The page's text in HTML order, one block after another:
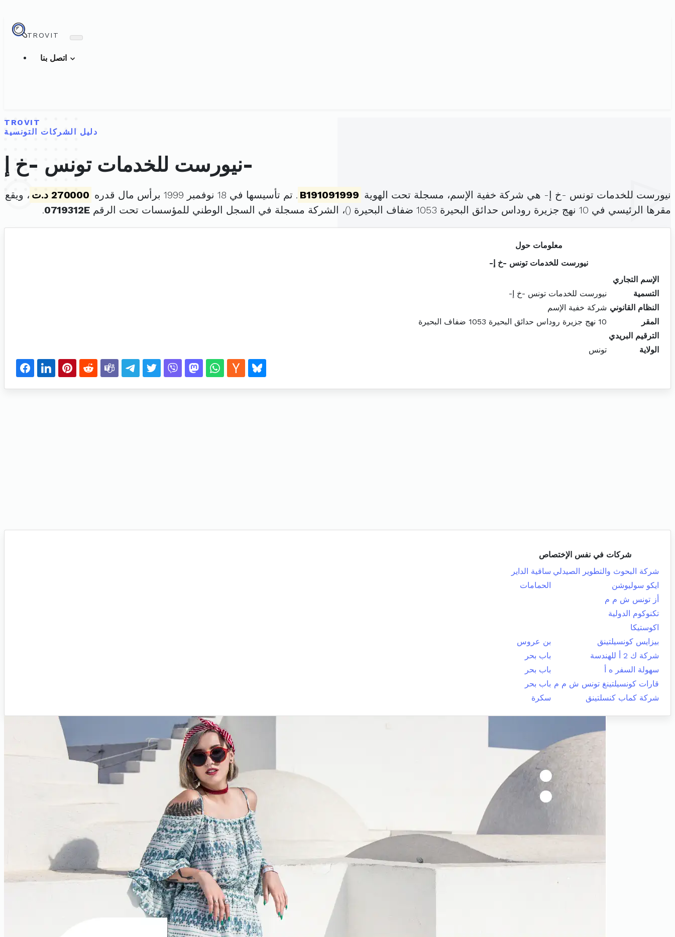
TROVIT
TROVIT
دليل الشركات التونسية
نيورست للخدمات تونس -خ إ-
نيورست للخدمات تونس -خ إ- هي شركة خفية الإسم، مسجلة تحت الهوية B191091999 . تم تأسيسها في 18 نوفمبر 1999 برأس مال قدره 270000 د.ت
، ويقع
مقرها الرئيسي في 10 نهج جزيرة روداس حدائق البحيرة 1053 ضفاف البحيرة (
)، الشركة مسجلة في السجل الوطني للمؤسسات تحت الرقم 0719312E
.
معلومات حول
نيورست للخدمات تونس -خ إ-
الإسم التجاري
التسمية
نيورست للخدمات تونس -خ إ-
النظام القانوني شركة خفية الإسم
المقر
10 نهج جزيرة روداس حدائق البحيرة 1053 ضفاف البحيرة
الترقيم البريدي
الولاية
تونس
شركات في نفس الإختصاص
شركة البحوث والتطوير الصيدلي ساقية الداير
ايكو سوليوشن
الحمامات
أز تونس ش م م
تكنوكوم الدولية
اكوستيكا
بيزايس كونسيلتينق
بن عروس
شركة ك 2 أ للهندسة
باب بحر
سهولة السفر ه أ
باب بحر
قارات كونسيلتينغ تونس ش م م باب بحر
شركة كماب كنسلتينق
سكرة